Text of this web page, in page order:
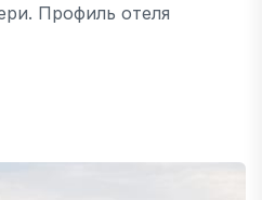
Профиль отеля